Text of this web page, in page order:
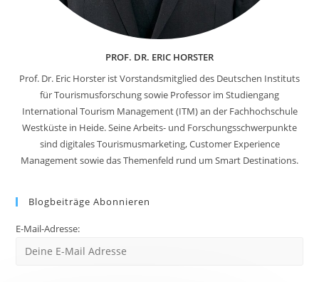
PROF. DR. ERIC HORSTER
Prof. Dr. Eric Horster ist Vorstandsmitglied des Deutschen Instituts
für Tourismusforschung sowie Professor im Studiengang
International Tourism Management (ITM) an der Fachhochschule
Westküste in Heide. Seine Arbeits- und Forschungsschwerpunkte
sind digitales Tourismusmarketing, Customer Experience
Management sowie das Themenfeld rund um Smart Destinations.
Blogbeiträge Abonnieren
E-Mail-Adresse: